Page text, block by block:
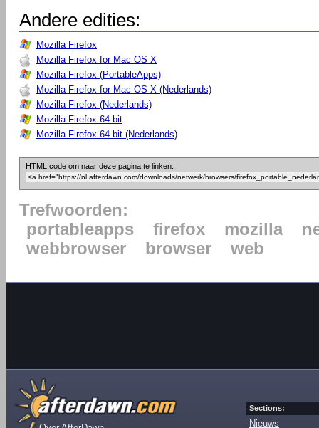
Andere edities:
Mozilla Firefox
Mozilla Firefox for Mac OS X
Mozilla Firefox (PortableApps)
Mozilla Firefox for Mac OS X (Nederlands)
Mozilla Firefox (Nederlands)
Mozilla Firefox 64-bit
Mozilla Firefox 64-bit (Nederlands)
HTML code om naar deze pagina te linken:
Trefwoorden:
portableapps
firefox mozilla
webbrowser
browser web
Sections:
Nieuws